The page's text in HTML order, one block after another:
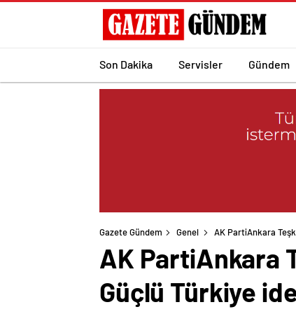
Son Dakika Servisler Gündem
Gazete Gündem Genel AK PartiAnkara
AK PartiAnkara
Güçlü Türkiye